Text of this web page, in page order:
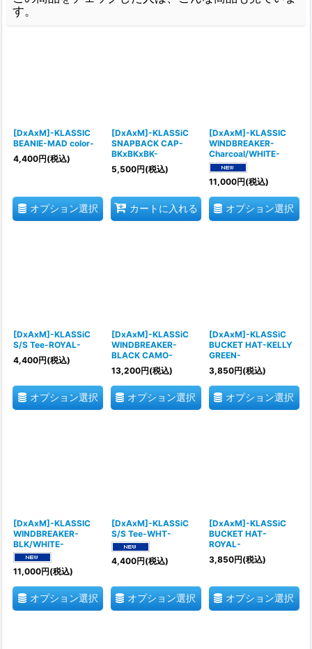
す。
[DxAxM]-KLASSIC
BEANIE-MAD color-
4,400円(税込)
オプション選択
[DxAxM]-KLASSiC
SNAPBACK CAP-
BKxBKxBK-
5,500円(税込)
カートに入れる
[DxAxM]-KLASSIC
WINDBREAKER-
Charcoal/WHITE-
11,000円(税込)
オプション選択
[DxAxM]-KLASSiC
S/S Tee-ROYAL-
4,400円(税込)
オプション選択
[DxAxM]-KLASSiC
WINDBREAKER-
BLACK CAMO-
13,200円(税込)
オプション選択
[DxAxM]-KLASSiC
BUCKET HAT-KELLY
GREEN-
3,850円(税込)
オプション選択
[DxAxM]-KLASSIC
WINDBREAKER-
BLK/WHITE-
11,000円(税込)
オプション選択
[DxAxM]-KLASSiC
S/S Tee-WHT-
4,400円(税込)
オプション選択
[DxAxM]-KLASSiC
BUCKET HAT-
ROYAL-
3,850円(税込)
オプション選択